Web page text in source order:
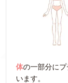
体の一部分に
います。